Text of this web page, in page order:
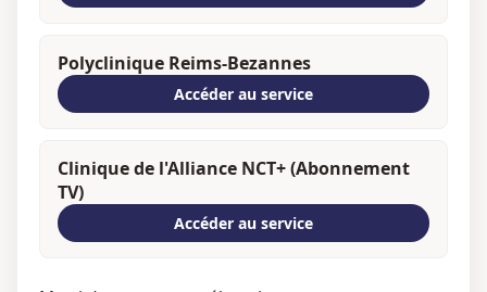
Polyclinique Reims-Bezannes
Accéder au service
Clinique de l'Alliance NCT+ (Abonnement
TV)
Accéder au service